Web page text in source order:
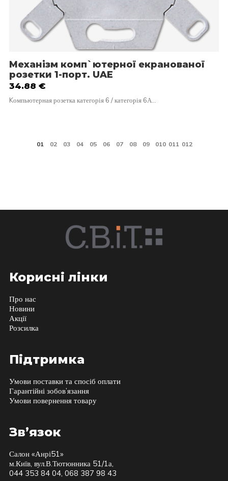
Механізм комп`ютерної екранованої
розетки 1-порт. UAE
34.88 €
Kомпьютерная розетка категорія 6 / категорія 6А…
Корисні лінки
Про нас
Новини
Акції
Розсилка
Підтримка
Умови поставки та спосіб оплати
Гарантійні зобов’язання
Умови повернення товару
Зв’язок
Салон «Анрі51»
м.Київ, вул.В.Тютюнника 51/1а,
044 353 84 04, 068 387 98 43